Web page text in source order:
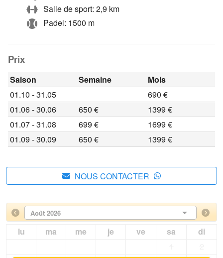
Salle de sport: 2,9 km
Padel: 1500 m
Prix
Saison Semaine
Mois
01.10 - 31.05
690 €
01.06 - 30.06
650 €
1399 €
01.07 - 31.08
699 €
1699 €
01.09 - 30.09
650 € 1399 €
NOUS CONTACTER
Août 2026
lu ma me je ve sa
di